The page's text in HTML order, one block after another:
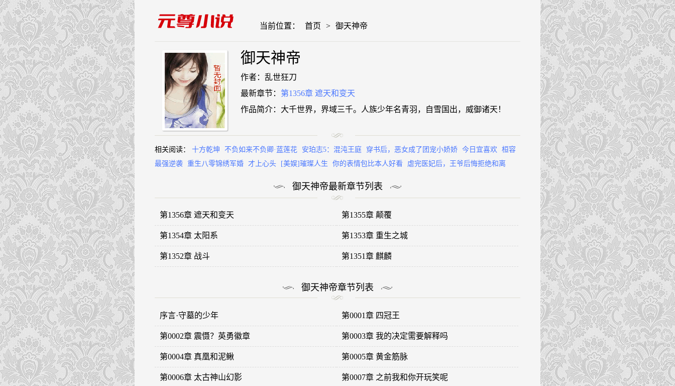
当前位置： 首页 > 御天神帝
御天神帝
作者：乱世狂刀
最新章节： 第1356章 遮天和变天
作品简介：大千世界，界域三千。人族少年名青羽，自雪国出，威御诸天！
相关阅读： 十方乾坤 不负如来不负卿·蓝莲花 安珀志5：混沌王庭 穿书后，恶女成了团宠小娇娇 今日宜喜欢
桓容
最强逆袭 重生八零锦绣军婚 才上心头 [美娱]璀璨人生 你的表情包比本人好看 虐完医妃后，王爷后悔拒绝和离
御天神帝最新章节列表
第1356章 遮天和变天 第1355章 颠覆
第1354章 太阳系 第1353章 重生之城
第1352章 战斗 第1351章 麒麟
御天神帝章节列表
序言·守墓的少年 第0001章 四冠王
第0002章 震慑？英勇徽章 第0003章 我的决定需要解释吗
第0004章 真凰和泥鳅 第0005章 黄金筋脉
第0006章 太古神山幻影 第0007章 之前我和你开玩笑呢